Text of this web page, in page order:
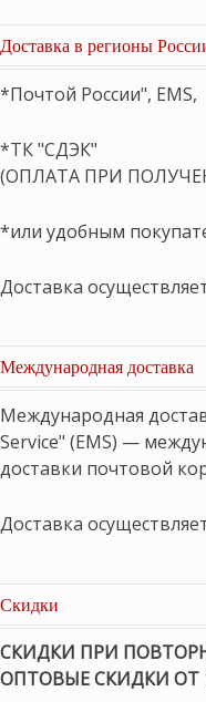
Доставка в регионы
*Почтой России", EMS,
*ТК "СДЭК"
(ОПЛАТА ПРИ
*или удобным
Доставка
Международная доставка
Международная
Service" (EMS) —
доставки почтовой
Доставка
Скидки
СКИДКИ ПРИ
ОПТОВЫЕ СКИДКИ ОТ